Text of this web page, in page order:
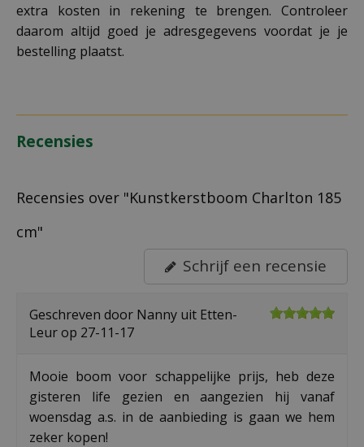
extra kosten in rekening te brengen. Controleer
daarom altijd goed je adresgegevens voordat je je
bestelling plaatst.
Recensies
Recensies over "Kunstkerstboom Charlton 185
cm"
Schrijf een recensie
Geschreven door Nanny uit Etten-
Leur op 27-11-17
Mooie boom voor schappelijke prijs, heb deze
gisteren life gezien en aangezien hij vanaf
woensdag a.s. in de aanbieding is gaan we hem
zeker kopen!